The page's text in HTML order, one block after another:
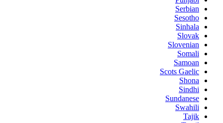
Serbian
Sesotho
Sinhala
Slovak
Slovenian
Somali
Samoan
Scots Gaelic
Shona
Sindhi
Sundanese
Swahili
Tajik